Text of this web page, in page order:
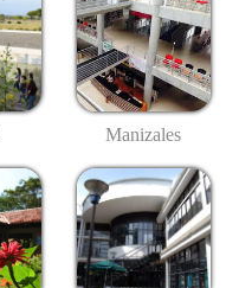
Manizales